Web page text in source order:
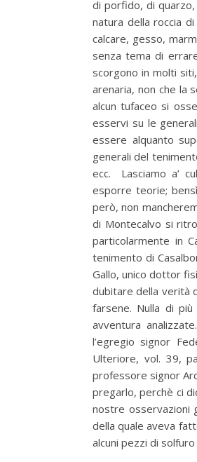
di porfido, di
natura della roccia
calcare, gesso,
senza tema di
scorgono in molti
arenaria, non che la
alcun tufaceo si
esservi su le
essere alquanto
generali del
ecc. Lasciamo a’
esporre teorie;
però, non
di Montecalvo si
particolarmente in
tenimento di
Gallo, unico dottor
dubitare della verità
farsene. Nulla di
avventura
l’egregio signor
Ulteriore, vol. 39,
professore signor
pregarlo, perchè ci
nostre osservazioni
della quale aveva
alcuni pezzi di